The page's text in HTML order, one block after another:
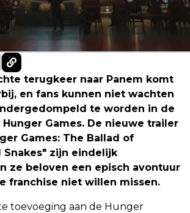
terugkeer naar Panem komt
en fans kunnen niet wachten
te worden in de
Games. De nieuwe trailer
Games: The Ballad of
Snakes" zijn eindelijk
ze beloven een episch avontuur
franchise niet willen missen.
toevoeging aan de Hunger